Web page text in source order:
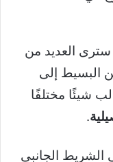
العديد من
البسيط إلى
شيئًا مختلفًا
.